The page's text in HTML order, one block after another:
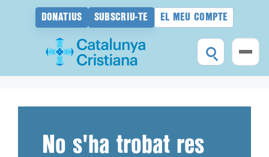
DONATIUS SUBSCRIU-TE EL MEU COMPTE
No s'ha trobat res